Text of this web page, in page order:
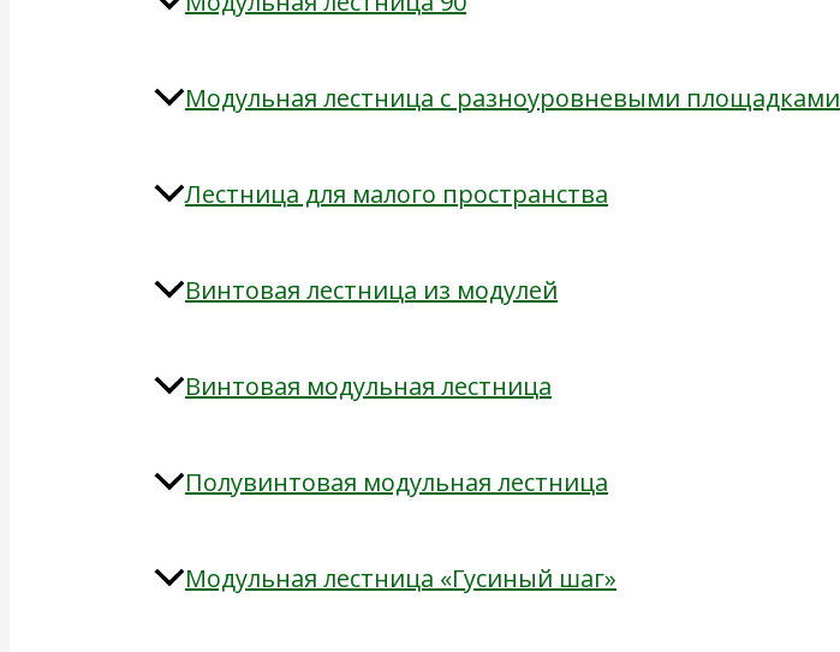
Модульная лестница с разноуровневыми площадками
Лестница для малого пространства
Винтовая лестница из модулей
Винтовая модульная лестница
Полувинтовая модульная лестница
Модульная лестница «Гусиный шаг»